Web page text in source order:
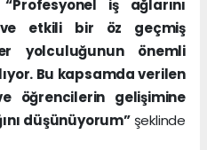
“Profesyonel iş ağlarını
etkili bir öz geçmiş
yolculuğunun önemli
Bu kapsamda verilen
öğrencilerin gelişimine
düşünüyorum” şeklinde